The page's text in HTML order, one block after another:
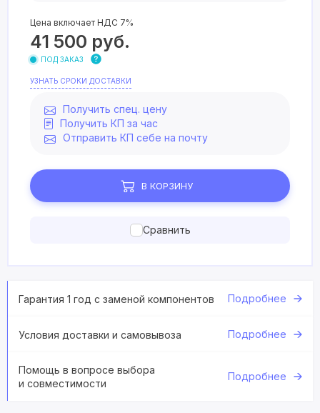
Цена включает НДС 7%
41 500 руб.
ПОД ЗАКАЗ
УЗНАТЬ СРОКИ ДОСТАВКИ
Получить спец. цену
Получить КП за час
Отправить КП себе на почту
В КОРЗИНУ
Сравнить
Гарантия 1 год с заменой компонентов Подробнее
Условия доставки и самовывоза Подробнее
Помощь в вопросе выбора
и совместимости
Подробнее